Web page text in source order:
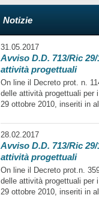
Notizie
31.05.2017
Avviso D.D. 713/Ric
attività progettuali
On line il Decreto prot. n.
delle attività progettuali per
29 ottobre 2010, inseriti in
28.02.2017
Avviso D.D. 713/Ric
attività progettuali
On line il Decreto prot.n.
delle attività progettuali per
29 ottobre 2010, inseriti in